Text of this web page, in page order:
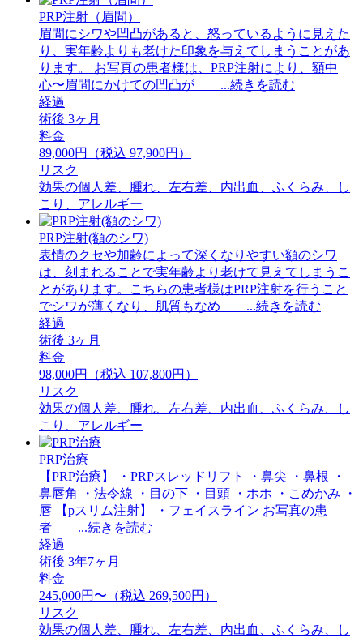
PRP注射（眉間）
眉間にシワや凹凸があると、怒っているように見えた
り、実年齢よりも老けた印象を与えてしまうことがあ
ります。 お写真の患者様は、PRP注射により、額中
心〜眉間にかけての凹凸が ...続きを読む
経過
術後 3ヶ月
料金
89,000円（税込 97,900円）
リスク
効果の個人差、腫れ、左右差、内出血、ふくらみ、し
こり、アレルギー
PRP注射(額のシワ)
表情のクセや加齢によって深くなりやすい額のシワ
は、刻まれることで実年齢より老けて見えてしまうこ
とがあります。こちらの患者様はPRP注射を行うこと
でシワが薄くなり、肌質もなめ ...続きを読む
経過
術後 3ヶ月
料金
98,000円（税込 107,800円）
リスク
効果の個人差、腫れ、左右差、内出血、ふくらみ、し
こり、アレルギー
PRP治療
【PRP治療】 ・PRPスレッドリフト ・鼻尖 ・鼻根 ・
鼻唇角 ・法令線 ・目の下 ・目頭 ・ホホ ・こめかみ ・
唇 【pスリム注射】 ・フェイスライン お写真の患
者 ...続きを読む
経過
術後 3年7ヶ月
料金
245,000円〜（税込 269,500円）
リスク
効果の個人差、腫れ、左右差、内出血、ふくらみ、し